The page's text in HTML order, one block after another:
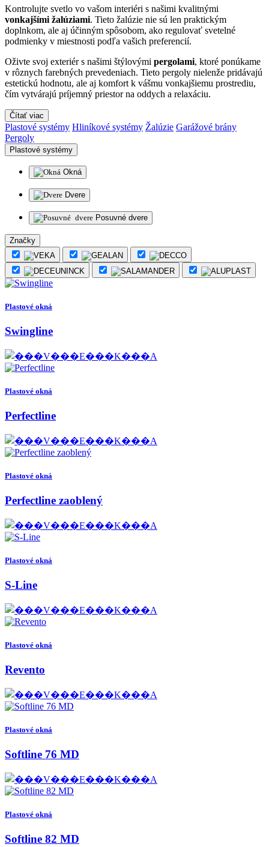
Kontrolujte svetlo vo vašom interiéri s našimi kvalitnými
vonkajšími žalúziami. Tieto žalúzie nie sú len praktickým
doplnkom, ale aj účinným spôsobom, ako regulovať svetelné
podmienky v miestnosti podľa vašich preferencií.
Oživte svoj exteriér s našimi štýlovými pergolami, ktoré ponúkame
v rôznych farebných prevedeniach. Tieto pergoly nielenže pridávajú
estetickú hodnotu, ale aj komfort k vášmu vonkajšiemu prostrediu,
čím vytvárajú príjemný priestor na oddych a relaxáciu.
Čítať viac
Plastové systémy Hliníkové systémy Žalúzie Garážové brány
Pergoly
Plastové systémy
Okná
Dvere
Posuvné dvere
Značky
Plastové okná
Swingline
Plastové okná
Perfectline
Plastové okná
Perfectline zaoblený
Plastové okná
S-Line
Plastové okná
Revento
Plastové okná
Softline 76 MD
Plastové okná
Softline 82 MD